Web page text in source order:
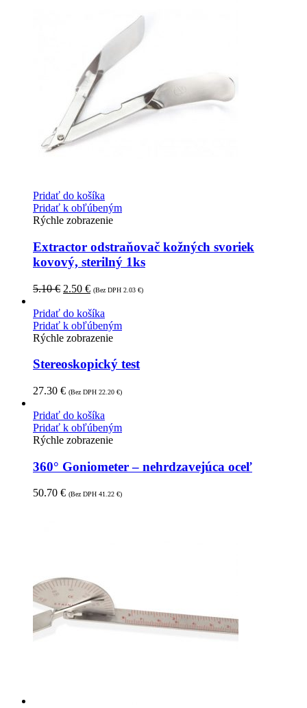
Pridať do košíka
Pridať k obľúbeným
Rýchle zobrazenie
Extractor odstraňovač kožných svoriek
kovový, sterilný 1ks
5.10€ 2.50 € (Bez DPH 2.03 €)
Pridať do košíka
Pridať k obľúbeným
Rýchle zobrazenie
Stereoskopický test
27.30 € (Bez DPH 22.20 €)
Pridať do košíka
Pridať k obľúbeným
Rýchle zobrazenie
360° Goniometer – nehrdzavejúca oceľ
50.70 € (Bez DPH 41.22 €)